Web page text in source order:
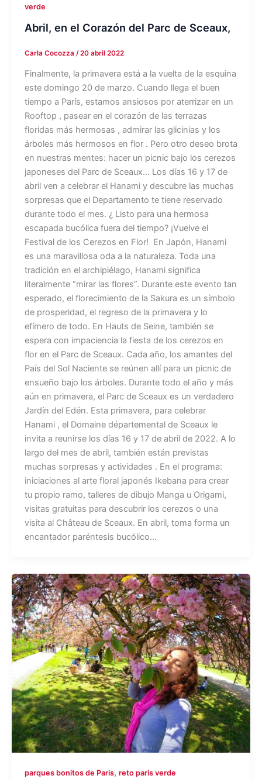
verde
Abril, en el Corazón del Parc de Sceaux,
Carla Cocozza /20 abril 2022
Finalmente, la primavera está a la vuelta de la esquina
este domingo 20 de marzo. Cuando llega el buen
tiempo a París, estamos ansiosos por aterrizar en un
Rooftop , pasear en el corazón de las terrazas
floridas más hermosas , admirar las glicinias y los
árboles más hermosos en flor . Pero otro deseo brota
en nuestras mentes: hacer un picnic bajo los cerezos
japoneses del Parc de Sceaux… Los días 16 y 17 de
abril ven a celebrar el Hanami y descubre las muchas
sorpresas que el Departamento te tiene reservado
durante todo el mes. ¿ Listo para una hermosa
escapada bucólica fuera del tiempo? ¡Vuelve el
Festival de los Cerezos en Flor! En Japón, Hanami
es una maravillosa oda a la naturaleza. Toda una
tradición en el archipiélago, Hanami significa
literalmente “mirar las flores”. Durante este evento tan
esperado, el florecimiento de la Sakura es un símbolo
de prosperidad, el regreso de la primavera y lo
efímero de todo. En Hauts de Seine, también se
espera con impaciencia la fiesta de los cerezos en
flor en el Parc de Sceaux. Cada año, los amantes del
País del Sol Naciente se reúnen allí para un picnic de
ensueño bajo los árboles. Durante todo el año y más
aún en primavera, el Parc de Sceaux es un verdadero
Jardín del Edén. Esta primavera, para celebrar
Hanami , el Domaine départemental de Sceaux le
invita a reunirse los días 16 y 17 de abril de 2022. A lo
largo del mes de abril, también están previstas
muchas sorpresas y actividades . En el programa:
iniciaciones al arte floral japonés Ikebana para crear
tu propio ramo, talleres de dibujo Manga u Origami,
visitas gratuitas para descubrir los cerezos o una
visita al Château de Sceaux. En abril, toma forma un
encantador paréntesis bucólico…
parques bonitos de Paris, reto paris verde